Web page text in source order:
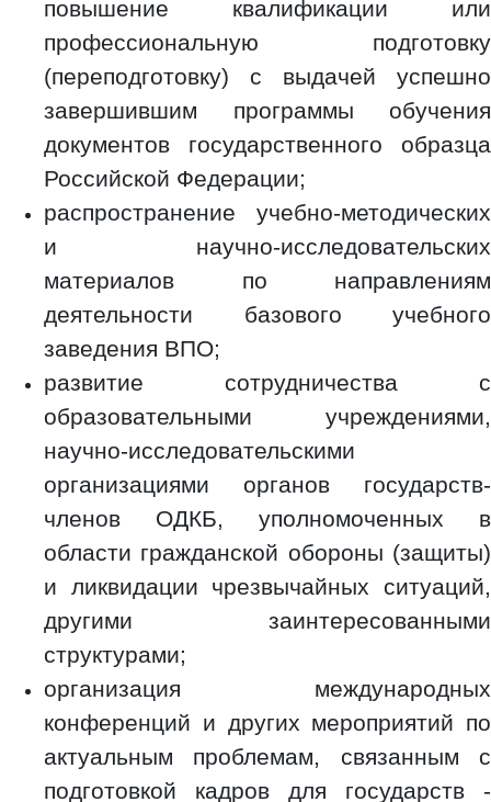
повышение квалификации или
профессиональную подготовку
(переподготовку) с выдачей успешно
завершившим программы обучения
документов государственного образца
Российской Федерации;
распространение учебно-методических
и научно-исследовательских
материалов по направлениям
деятельности базового учебного
заведения ВПО;
развитие сотрудничества с
образовательными учреждениями,
научно-исследовательскими
организациями органов государств-
членов ОДКБ, уполномоченных в
области гражданской обороны (защиты)
и ликвидации чрезвычайных ситуаций,
другими заинтересованными
структурами;
организация международных
конференций и других мероприятий по
актуальным проблемам, связанным с
подготовкой кадров для государств -